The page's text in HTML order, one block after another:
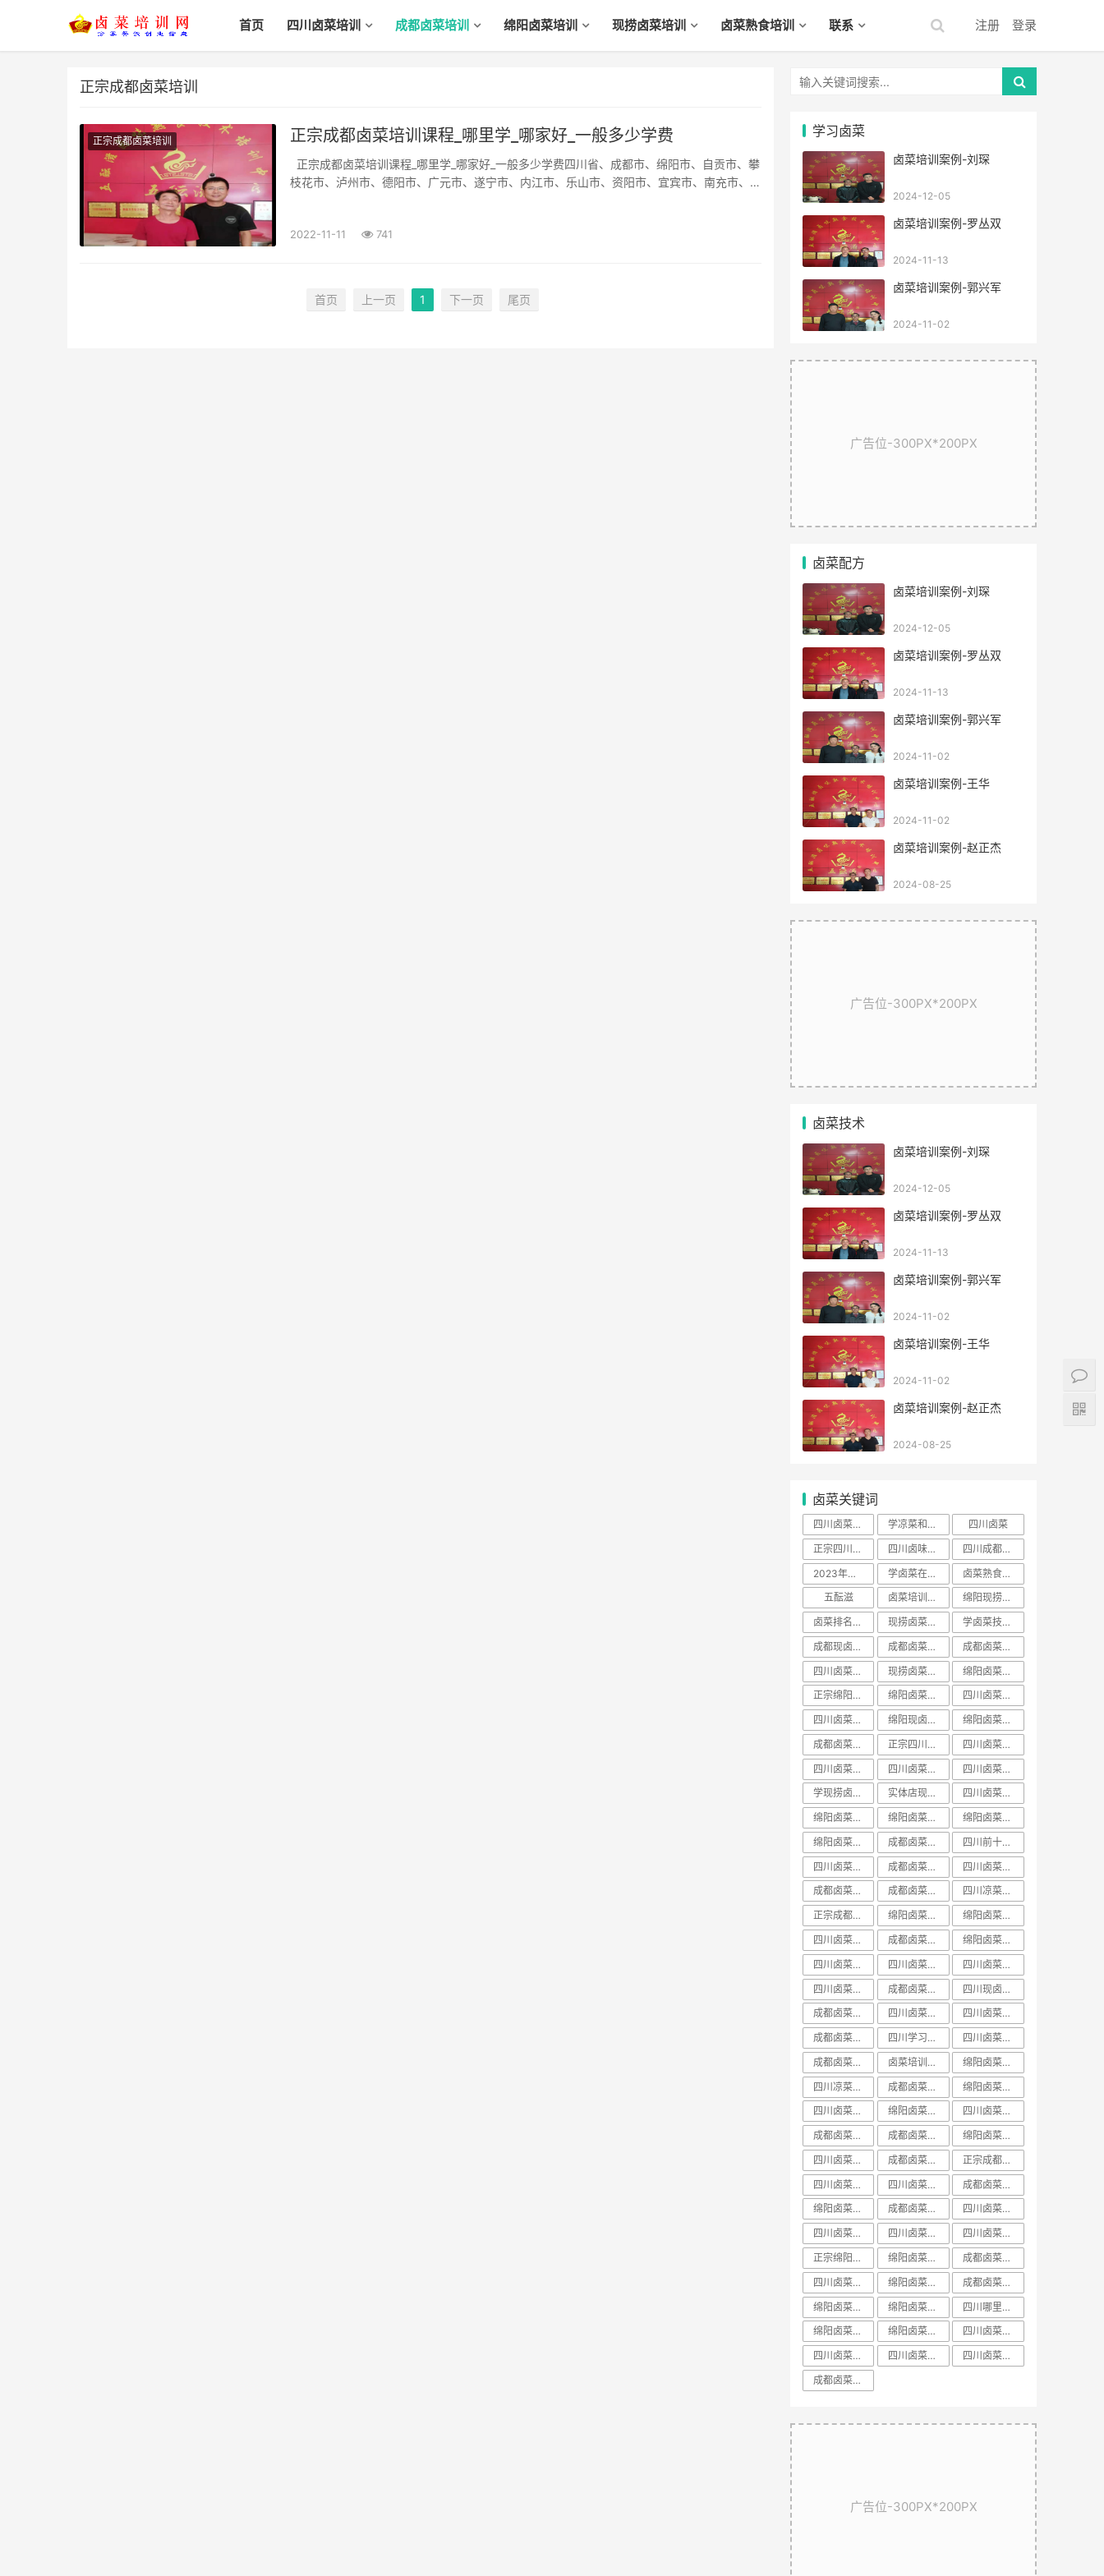
首页 四川卤菜培训 成都卤菜培训 绵阳卤菜培训 现捞卤菜培训 卤菜熟食培训 联系 注册 登录
正宗成都卤菜培训
正宗成都卤菜培训 正宗成都卤菜培训课程_哪里学_哪家好_一般多少学费
枝花市、泸州市、德阳市、广元市、遂宁市、内江市、乐山市、资阳市、宜宾市、南充市、达
2022-11-11 741
首页 上一页 1 下一页 尾页
学习卤菜
卤菜培训案例-刘琛
2024-12-05
卤菜培训案例-罗丛双
2024-11-13
卤菜培训案例-郭兴军
2024-11-02
广告位-300PX*200PX
卤菜配方
卤菜培训案例-刘琛
2024-12-05
卤菜培训案例-罗丛双
2024-11-13
卤菜培训案例-郭兴军
2024-11-02
卤菜培训案例-王华
2024-11-02
卤菜培训案例-赵正杰
2024-08-25
广告位-300PX*200PX
卤菜技术
卤菜培训案例-刘琛
2024-12-05
卤菜培训案例-罗丛双
2024-11-13
卤菜培训案例-郭兴军
2024-11-02
卤菜培训案例-王华
2024-11-02
卤菜培训案例-赵正杰
2024-08-25
卤菜关键词
四川卤菜去哪里学正宗 学凉菜和卤菜要多少学费
四川卤菜
正宗四川卤菜培训
四川卤味哪家培训最好
四川成都卤菜培训哪家好
2023年卤菜培训学员
学卤菜在哪里学
卤菜熟食培训费用一般多少学费
五酝滋
卤菜培训声明
绵阳现捞培训哪家出名
卤菜排名前十名加盟店
现捞卤菜培训哪家好
学卤菜技术到哪里学的正宗
成都现卤现捞培训
成都卤菜熟食培训
成都卤菜培训费用一般多少学费
四川卤菜配方技术学习培训哪家好
现捞卤菜培训费用一般多少学费
绵阳卤菜培训哪家好
正宗绵阳卤菜培训班
绵阳卤菜培训费用一般多少学费
四川卤菜学习方法培训技术哪家好
四川卤菜学习技术培训去哪里学好
绵阳现卤现捞培训
绵阳卤菜熟食培训
成都卤菜培训班排名
正宗四川卤菜培训班
四川卤菜培训价格表
四川卤菜熟食培训
​四川卤菜培训班排名
四川卤菜排名学习培训技术哪家靠谱
学现捞卤菜技术哪里好
实体店现卤现捞培训有保障吗
四川卤菜培训基地
绵阳卤菜培训班视频
绵阳卤菜培训价目表
绵阳卤菜培训价班排名
绵阳卤菜培训排行榜
成都卤菜培训价目表
四川前十卤菜学习培训技术哪家好
四川卤菜中心培训学习技术哪家好
成都卤菜培训机构课程
四川卤菜培训价目表
成都卤菜培训价格表
成都卤菜培训班视频
四川凉菜卤菜培训
正宗成都卤菜培训班
绵阳卤菜培训技术
绵阳卤菜培训实体店
四川卤菜课程学习培训技术哪家好
成都卤菜培训价格课程
绵阳卤菜培训哪里好
四川卤菜价格培训技术学习哪家好
四川卤菜培训哪家好
四川卤菜培训班排名
四川卤菜培训前十
成都卤菜培训中心课程
四川现卤现捞培训
成都卤菜培训学校课程
四川卤菜学习培训技术学校哪家好
四川卤菜培训机构
成都卤菜培训哪家好
四川学习卤菜技术中心培训机构哪家好
四川卤菜学习技术培训学费多少钱
成都卤菜培训技术课程
卤菜培训排行榜
绵阳卤菜培训学费
四川凉菜卤菜学习技术培训基地哪家好
成都卤菜培训哪里好
绵阳卤菜培训课程
四川卤菜培训费用一般多少学费
绵阳卤菜培训前十
​四川卤菜培训排行榜
成都卤菜培训学费课程
成都卤菜培训基地课程
绵阳卤菜培训方法
四川卤菜培训实体店
成都卤菜培训实体店
正宗成都卤菜培训课程
四川卤菜培训学费
四川卤菜培训价格
成都卤菜培训排名课程
绵阳卤菜培训中心
成都卤菜培训前十课程
​四川卤菜培训中心
四川卤菜培训方法
四川卤菜基地技术培训学习哪家好
四川卤菜培训配方
正宗绵阳卤菜培训
绵阳卤菜培训学校
成都卤菜培训方法教学
四川卤菜培训排名
绵阳卤菜培训价格
成都卤菜培训课程教学
​绵阳卤菜培训排名
绵阳卤菜培训配方
四川哪里有正宗卤菜学习培训基地
绵阳卤菜培训基地
绵阳卤菜培训机构
​四川卤菜培训学校
​四川卤菜培训技术
​四川卤菜培训课程
​四川卤菜培训哪里好
​成都卤菜培训配方教学
广告位-300PX*200PX